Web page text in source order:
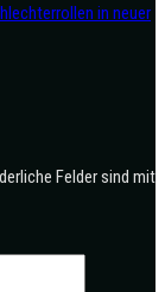
in neuer
Felder sind mit